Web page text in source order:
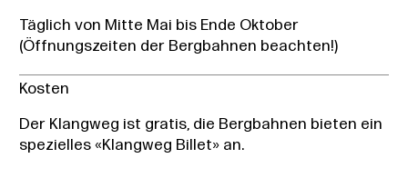
Täglich von Mitte Mai bis Ende Oktober
(Öffnungszeiten der Bergbahnen beachten!)
Kosten
Der Klangweg ist gratis, die Bergbahnen bieten ein
spezielles «Klangweg Billet» an.